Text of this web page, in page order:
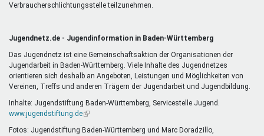
Verbraucherschlichtungsstelle teilzunehmen.
Jugendnetz.de - Jugendinformation in Baden-Württemberg
Das Jugendnetz ist eine Gemeinschaftsaktion der Organisationen der
Jugendarbeit in Baden-Württemberg. Viele Inhalte des Jugendnetzes
orientieren sich deshalb an Angeboten, Leistungen und Möglichkeiten von
Vereinen, Treffs und anderen Trägern der Jugendarbeit und Jugendbildung.
Inhalte: Jugendstiftung Baden-Württemberg, Servicestelle Jugend.
www.jugendstiftung.de(Link
Fotos: Jugendstiftung Baden-Württemberg und Marc Doradzillo,